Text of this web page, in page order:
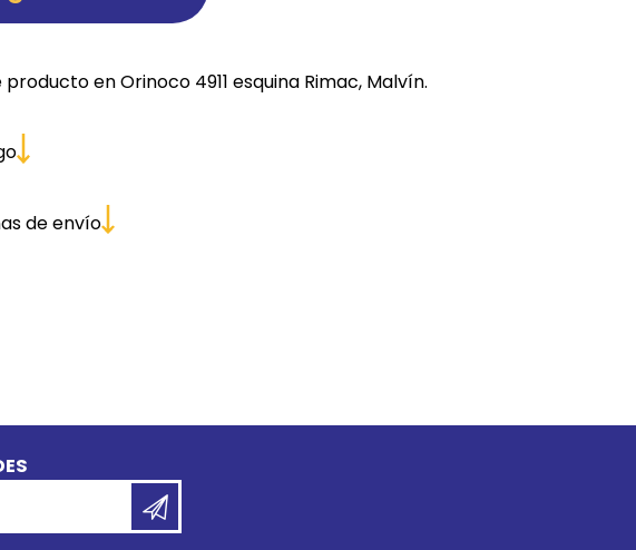
THREE DOGS
Ver todas
en Orinoco 4911 esquina Rimac, Malvín.
de envío